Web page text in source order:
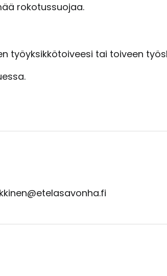
rokotussuojaa.
työyksikkötoiveesi tai toiveen